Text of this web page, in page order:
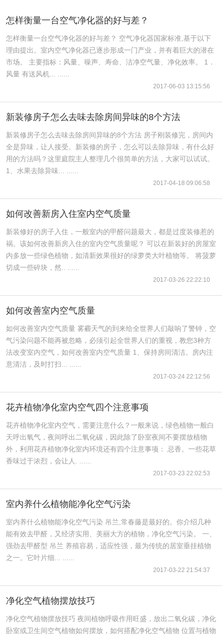
怎样衡量一台空气净化器的好与差？
怎样衡量一台空气净化器的好与差？ 空气净化器国家标准,基于以下
理由提出。室内空气净化器已逐步形成一门产业，并有着巨大的潜在
市场。 主要指标：风量、噪声、寿命、洁净空气量、净化效率。 1．
风量 有送风机... ......
2017-06-03 13:15:56
新装修房子怎么去味去除房间异味的8个方法
新装修房子怎么去味去除房间异味的8个方法 房子刚装修完，房间内
全是异味，让人接受。新装修的房子，怎么可以去除异味，有什么好
用的方法吗？这里庭院主人整理几个很简单的方法，大家可以试试。
1、水果去除异味... ......
2017-04-18 09:06:58
如何改善新房入住室内空气质量
新装修好的房子入住，一般室内的甲醛问题最大，都是过度装修惹的
祸。该如何改善新房入住的室内空气质量呢？ 可以在新装好的房屋室
内多放一些绿色植物，如清新效果很好的绿萝类大叶植物等。 将菠萝
切成一些碎块，然.. ......
2017-03-26 22:22:10
如何改善室内空气质量
如何改善室内空气质量 雾霾天气的到来给全世界人们敲响了警钟，空
气污染问题不能再被忽略，必须引起全世界人们的重视，教您3种方
法改变室内空气，如何改善室内空气质量 1、保持房间清洁。房内注
意清洁，及时打扫... ......
2017-03-24 22:12:56
花卉植物净化室内空气四个注意事项
花卉植物净化室内空气，需要注意什么？一般来说，绿色植物一般白
天呼出氧气，夜间呼出二氧化碳，因此除了卧室夜间不要摆放植物
外，利用花卉植物净化室内环境还有四个注意事项： 忌香。一些花草
香味过于浓烈，会让人. ......
2017-03-23 22:02:53
室内养什么植物能净化空气污染
室内养什么植物能净化空气污染 吊兰,常春藤是最好的。你介绍几种
能有效去甲醛，又经济实用、美丽大方的植物，净化空气污染。 一、
强劲去甲醛型 吊兰 养殖容易，适应性强，最为传统的居室垂挂植物
之一。它叶片细... ......
2017-03-22 21:54:37
净化空气植物摆放技巧
净化空气植物摆放技巧 夜间植物呼吸作用旺盛，放出二氧化碳，净化
卧室或卫生间空气植物如何摆放，如何搭配净化空气植物 位置与植物